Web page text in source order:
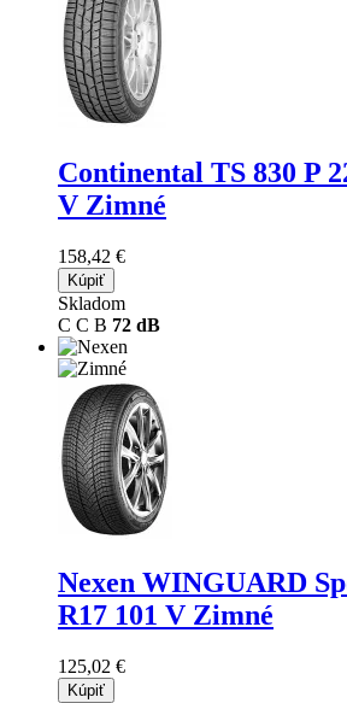
Continental TS 830 P
V Zimné
158,42 €
Kúpiť
Skladom
C C B 72 dB
Nexen WINGUARD
R17 101 V Zimné
125,02 €
Kúpiť